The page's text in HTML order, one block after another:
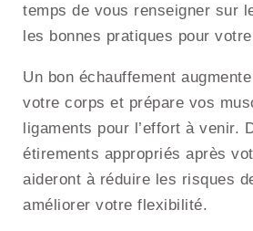
temps de vous renseigner sur
les bonnes pratiques pour
Un bon échauffement
votre corps et prépare vos
ligaments pour l’effort à venir.
étirements appropriés après
aideront à réduire les risques
améliorer votre flexibilité.